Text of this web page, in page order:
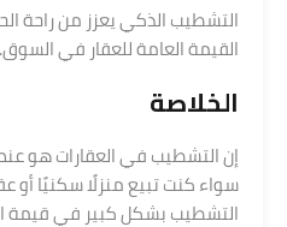
التشطيب الذكي يعزز من راحة
القيمة العامة للعقار في السوق.
الخلاصة
إن التشطيب في العقارات هو
سواء كنت تبيع منزلًا سكنيًا أو
التشطيب بشكل كبير في قيمة